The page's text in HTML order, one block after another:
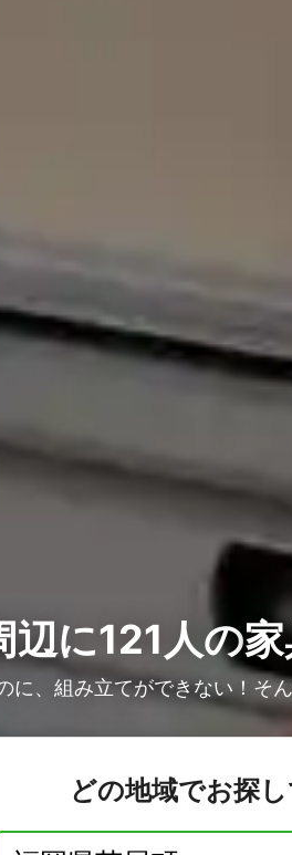
辺に121人の
に、組み立てができない！そ
どの地域でお探